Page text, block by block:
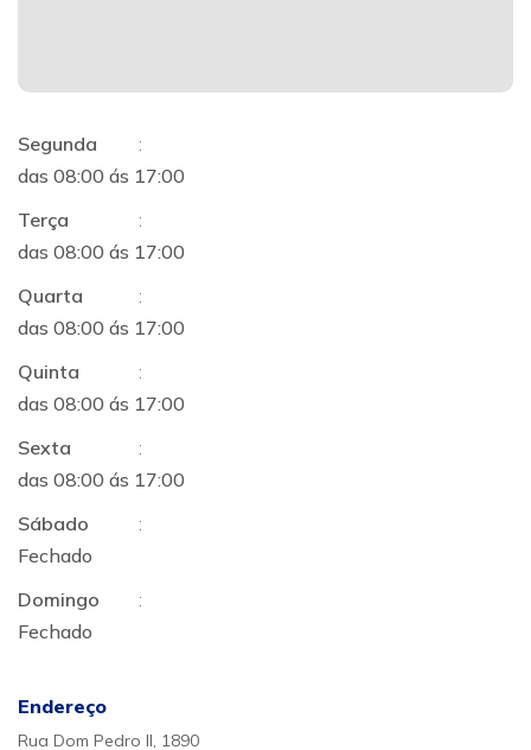
Segunda
:
das 08:00 ás 17:00
Terça
:
das 08:00 ás 17:00
Quarta
:
das 08:00 ás 17:00
Quinta
:
das 08:00 ás 17:00
Sexta
:
das 08:00 ás 17:00
Sábado
:
Fechado
Domingo
:
Fechado
Endereço
Rua Dom Pedro II, 1890